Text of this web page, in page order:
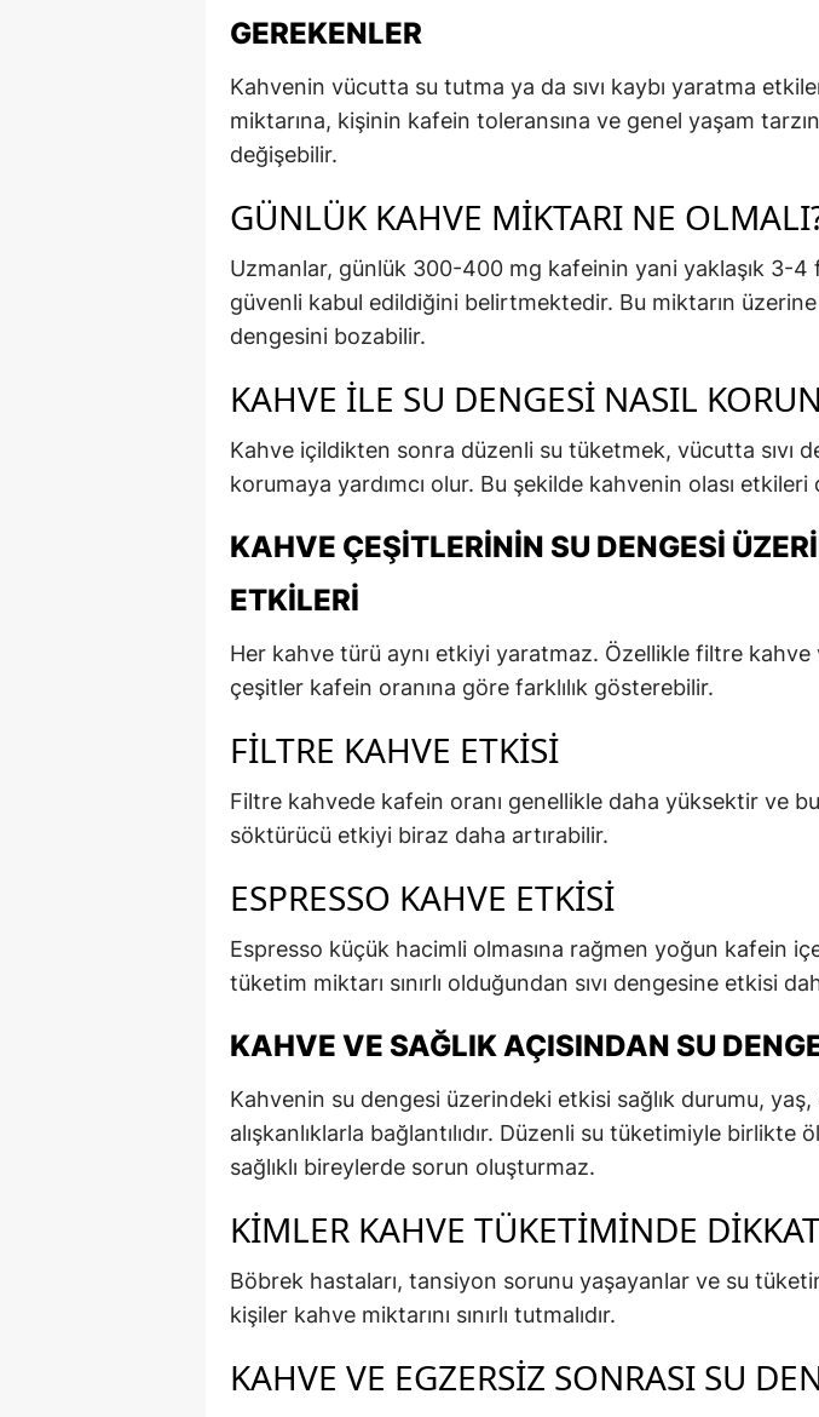
GEREKENLER
Kahvenin vücutta su tutma ya da sıvı kaybı yaratma
miktarına, kişinin kafein toleransına ve genel yaşam
değişebilir.
GÜNLÜK KAHVE MIKTARI NE
Uzmanlar, günlük 300-400 mg kafeinin yani yaklaşık 3-4
güvenli kabul edildiğini belirtmektedir. Bu miktarın üzerine
dengesini bozabilir.
KAHVE ILE SU DENGESI NASIL
Kahve içildikten sonra düzenli su tüketmek, vücutta sıvı
korumaya yardımcı olur. Bu şekilde kahvenin olası etkileri
KAHVE ÇEŞITLERININ SU DENGESI
ETKILERI
Her kahve türü aynı etkiyi yaratmaz. Özellikle filtre kahve
çeşitler kafein oranına göre farklılık gösterebilir.
FILTRE KAHVE ETKISI
Filtre kahvede kafein oranı genellikle daha yüksektir ve
söktürücü etkiyi biraz daha artırabilir.
ESPRESSO KAHVE ETKISI
Espresso küçük hacimli olmasına rağmen yoğun kafein
tüketim miktarı sınırlı olduğundan sıvı dengesine etkisi
KAHVE VE SAĞLIK AÇISINDAN SU
Kahvenin su dengesi üzerindeki etkisi sağlık durumu,
alışkanlıklarla bağlantılıdır. Düzenli su tüketimiyle birlikte
sağlıklı bireylerde sorun oluşturmaz.
KIMLER KAHVE TÜKETIMINDE
Böbrek hastaları, tansiyon sorunu yaşayanlar ve su
kişiler kahve miktarını sınırlı tutmalıdır.
KAHVE VE EGZERSIZ SONRASI SU